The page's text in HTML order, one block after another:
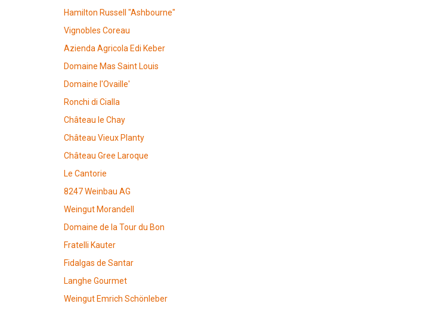
Hamilton Russell "Ashbourne"
Vignobles Coreau
Azienda Agricola Edi Keber
Domaine Mas Saint Louis
Domaine l'Ovaille'
Ronchi di Cialla
Château le Chay
Château Vieux Planty
Château Gree Laroque
Le Cantorie
8247 Weinbau AG
Weingut Morandell
Domaine de la Tour du Bon
Fratelli Kauter
Fidalgas de Santar
Langhe Gourmet
Weingut Emrich Schönleber